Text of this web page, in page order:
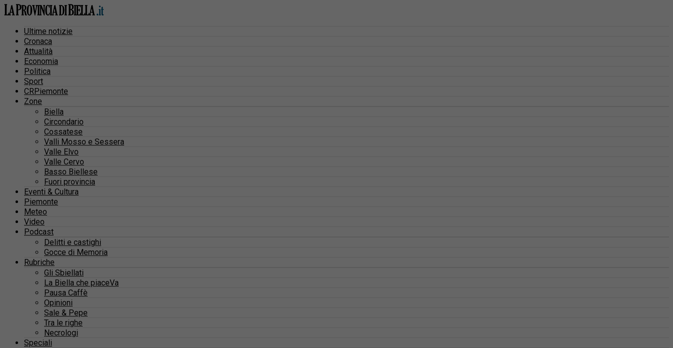
Ultime notizie
Cronaca
Attualità
Economia
Politica
Sport
CRPiemonte
Zone
Biella
Circondario
Cossatese
Valli Mosso e Sessera
Valle Elvo
Valle Cervo
Basso Biellese
Fuori provincia
Eventi & Cultura
Piemonte
Meteo
Video
Podcast
Delitti e castighi
Gocce di Memoria
Rubriche
Gli Sbiellati
La Biella che piaceVa
Pausa Caffè
Opinioni
Sale & Pepe
Tra le righe
Necrologi
Speciali